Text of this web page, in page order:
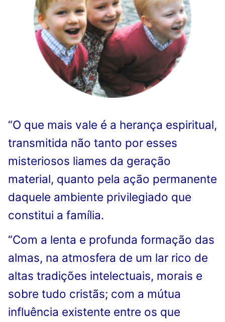
Quem somos nós
“O que mais vale é a herança espiritual,
transmitida não tanto por esses
misteriosos liames da geração
material, quanto pela ação permanente
daquele ambiente privilegiado que
constitui a família.
“Com a lenta e profunda formação das
almas, na atmosfera de um lar rico de
altas tradições intelectuais, morais e
sobre tudo cristãs; com a mútua
influência existente entre os que